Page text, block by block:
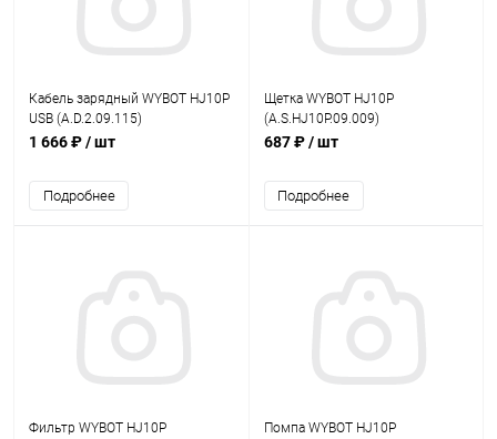
Кабель зарядный WYBOT HJ10P
USB (A.D.2.09.115)
1 666 ₽/ шт
Подробнее
Щетка WYBOT HJ10P
(A.S.HJ10P.09.009)
687 ₽/ шт
Подробнее
Фильтр WYBOT HJ10P
Помпа WYBOT HJ10P